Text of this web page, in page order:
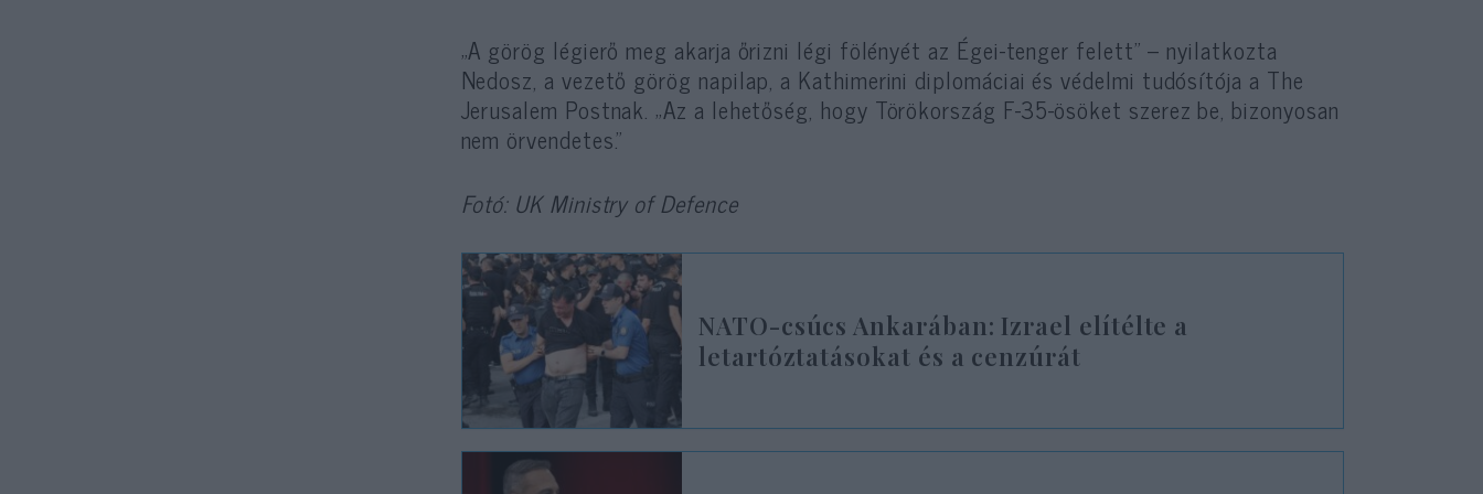
„A görög légierő meg akarja őrizni légi fölényét az Égei-tenger felett” – nyilatkozta
Nedosz, a vezető görög napilap, a Kathimerini diplomáciai és védelmi tudósítója a The
Jerusalem Postnak. „Az a lehetőség, hogy Törökország F-35-ösöket szerez be, bizonyosan
nem örvendetes.”
Fotó: UK Ministry of Defence
NATO-csúcs Ankarában: Izrael elítélte a
letartóztatásokat és a cenzúrát